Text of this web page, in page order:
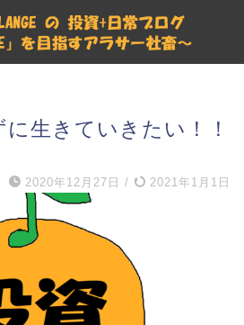
に生きていきたい！！
2020年12月27日 / 2021年1月1日